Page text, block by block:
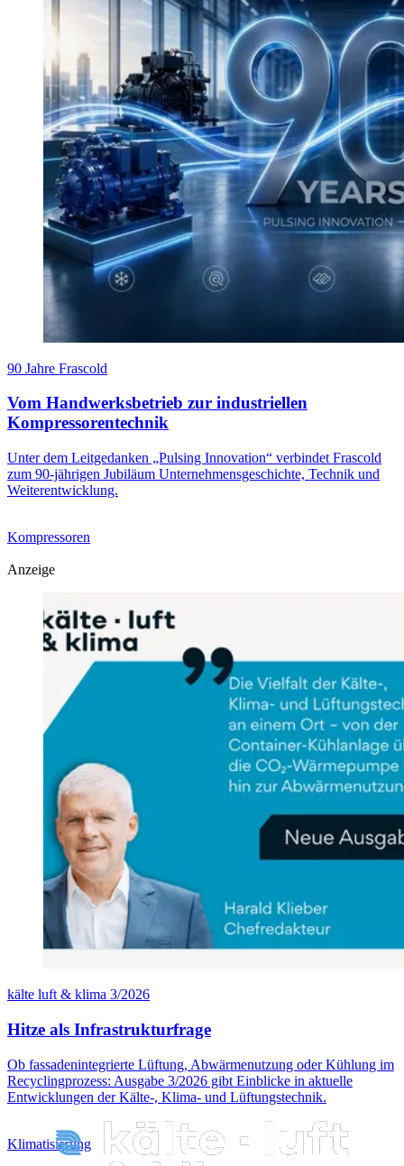
90 Jahre Frascold
Vom Handwerksbetrieb zur industriellen
Kompressorentechnik
Unter dem Leitgedanken „Pulsing Innovation“ verbindet Frascold
zum 90-jährigen Jubiläum Unternehmensgeschichte, Technik und
Weiterentwicklung.
Kompressoren
Anzeige
kälte luft & klima 3/2026
Hitze als Infrastrukturfrage
Ob fassadenintegrierte Lüftung, Abwärmenutzung oder Kühlung im
Recyclingprozess: Ausgabe 3/2026 gibt Einblicke in aktuelle
Entwicklungen der Kälte-, Klima- und Lüftungstechnik.
Klimatisierung